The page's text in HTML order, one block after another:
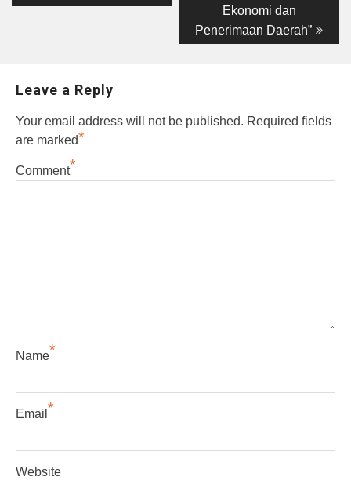
Ekonomi dan
Penerimaan Daerah”
Leave a Reply
Your email address will not be published. Required fields
are marked*
Comment*
Name*
Email *
Website